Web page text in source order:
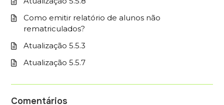
Como emitir relatório de alunos não
rematriculados?
Atualização 5.5.3
Atualização 5.5.7
Comentários